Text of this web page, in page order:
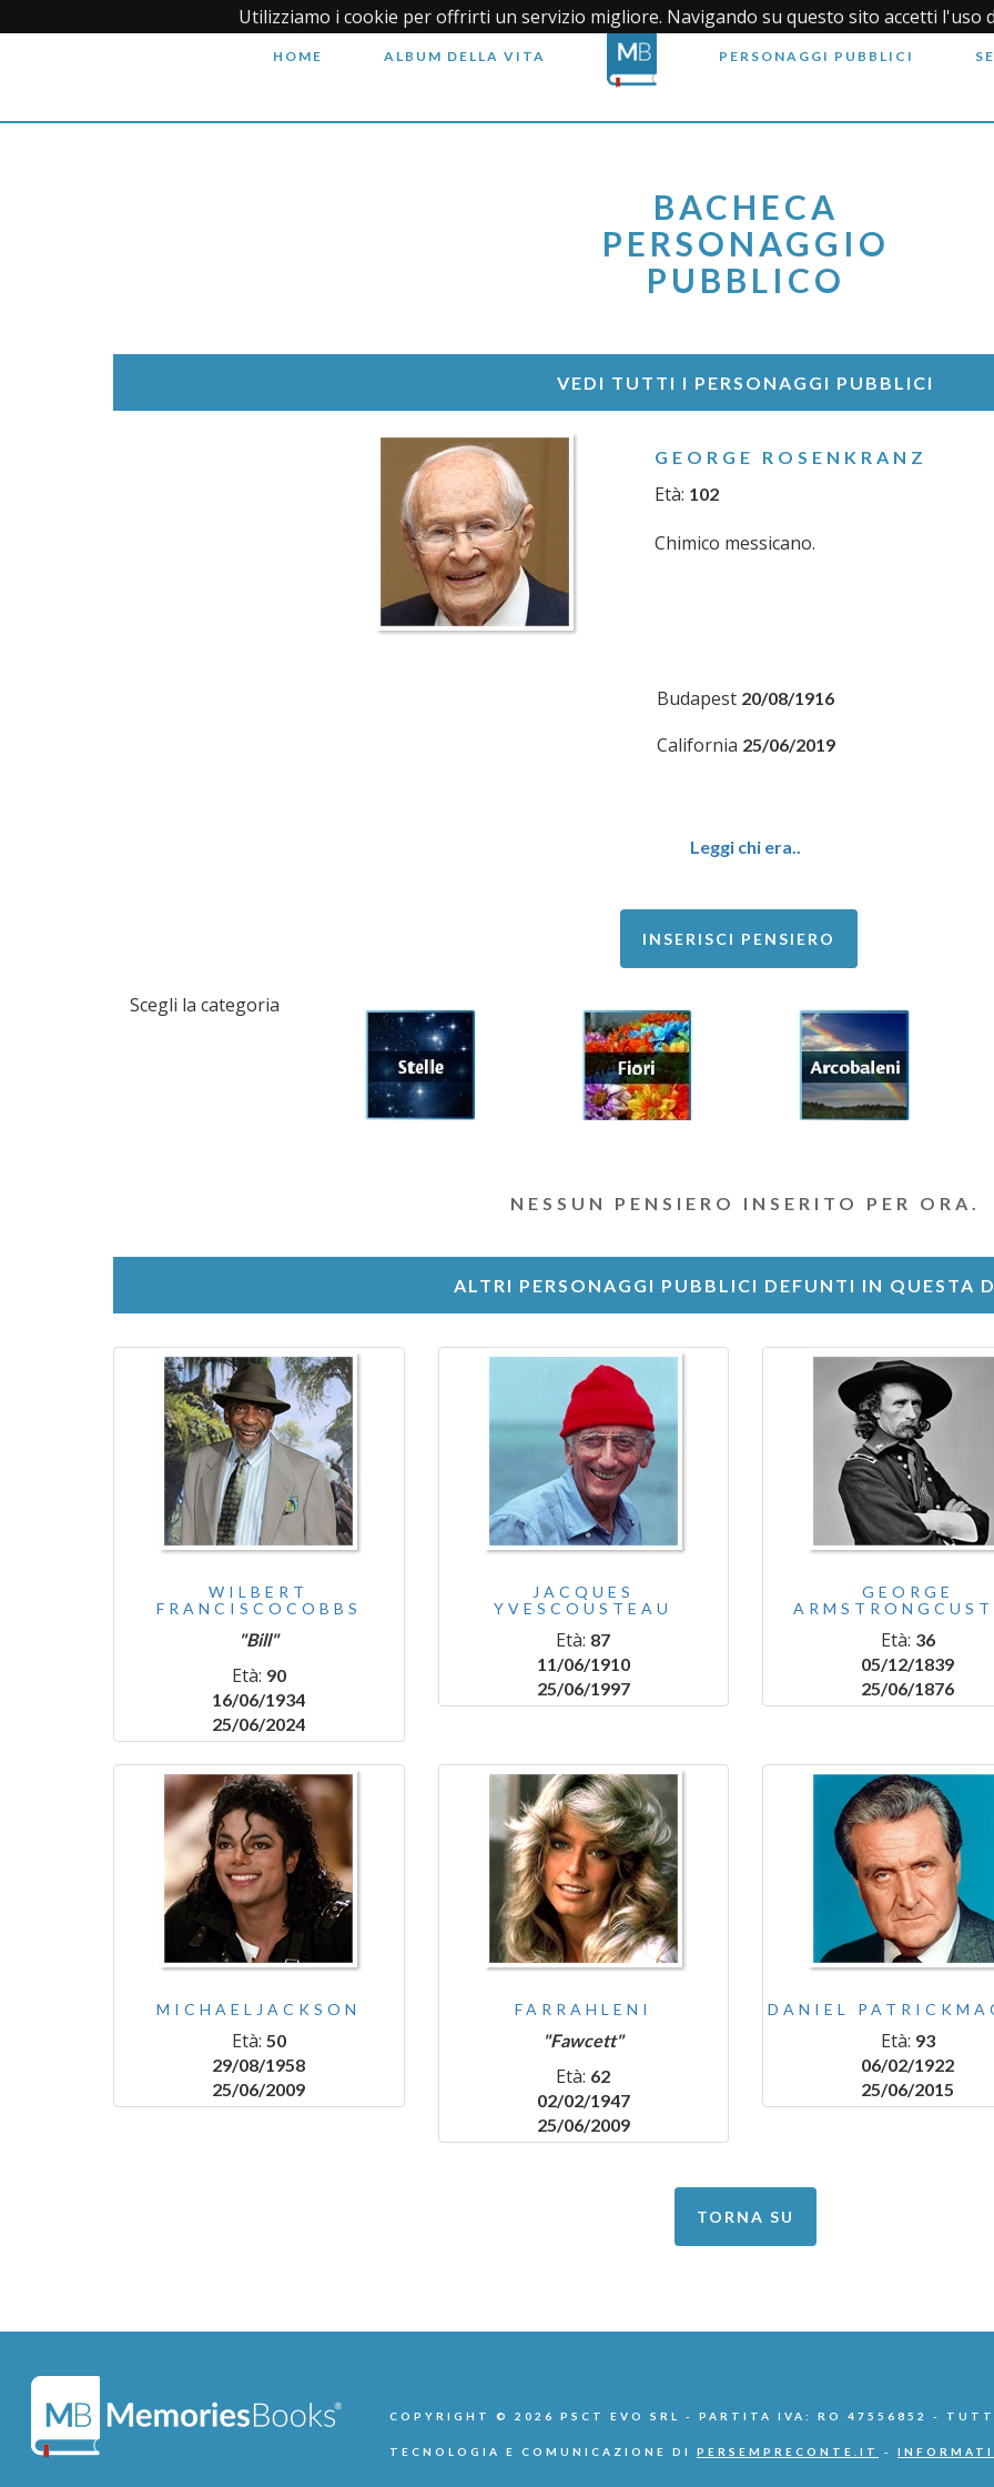
Utilizziamo i cookie per offrirti un servizio migliore. Navigando su questo sito accetti l'uso
HOME ALBUM DELLA VITA PERSONAGGI PUBBLICI
BACHECA
PERSONAGGIO
PUBBLICO
VEDI TUTTI I PERSONAGGI PUBBLICI
GEORGE ROSENKRANZ
Età: 102
Chimico messicano.
Budapest 20/08/1916
California 25/06/2019
Leggi chi era..
INSERISCI PENSIERO
Scegli la categoria
NESSUN PENSIERO INSERITO PER ORA.
ALTRI PERSONAGGI PUBBLICI DEFUNTI IN QUESTA
WILBERT
FRANCISCOCOBBS
"Bill"
Età: 90
16/06/1934
25/06/2024
JACQUES
YVESCOUSTEAU
Età: 87
11/06/1910
25/06/1997
GEORGE
Età: 36
05/12/1839
25/06/1876
MICHAELJACKSON
Età: 50
29/08/1958
25/06/2009
FARRAHLENI
"Fawcett"
Età: 62
02/02/1947
25/06/2009
DANIEL
Età: 93
06/02/1922
25/06/2015
TORNA SU
COPYRIGHT © 2026 PSCT EVO SRL - PARTITA IVA: RO 47556852 -
TECNOLOGIA E COMUNICAZIONE DI PERSEMPRECONTE.IT -